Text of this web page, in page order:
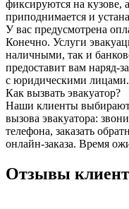
фиксируются на кузове,
приподнимается и
У вас предусмотрена
Конечно. Услуги
наличными, так и
предоставит вам наряд-
с юридическими лицами.
Как вызвать эвакуатор?
Наши клиенты выбирают
вызова эвакуатора:
телефона, заказать
онлайн-заказа. Время
Отзывы